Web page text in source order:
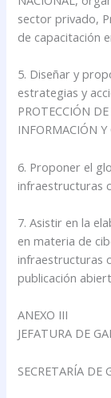
sector privado,
de capacitación
5. Diseñar y
estrategias y
PROTECCIÓN
INFORMACIÓN Y
6. Proponer el
infraestructuras
7. Asistir en la
en materia de
infraestructuras
publicación
ANEXO III
JEFATURA DE
SECRETARÍA DE